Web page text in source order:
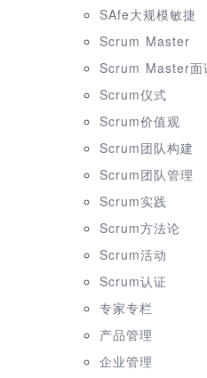
SAfe大规模敏捷
Scrum Master
Scrum Master面
Scrum仪式
Scrum价值观
Scrum团队构建
Scrum团队管理
Scrum实践
Scrum方法论
Scrum活动
Scrum认证
专家专栏
产品管理
企业管理